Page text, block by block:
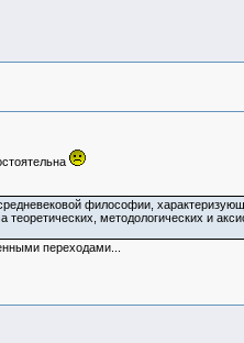
философии,
методологических и
переходами...